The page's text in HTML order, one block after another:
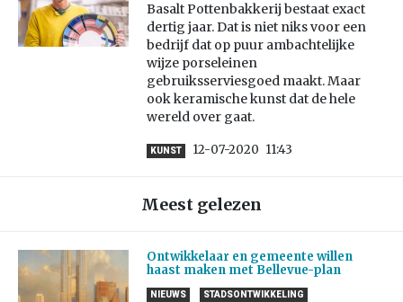
Basalt Pottenbakkerij bestaat exact
dertig jaar. Dat is niet niks voor een
bedrijf dat op puur ambachtelijke
wijze porseleinen
gebruiksserviesgoed maakt. Maar
ook keramische kunst dat de hele
wereld over gaat.
KUNST 12-07-2020 11:43
Meest gelezen
Ontwikkelaar en gemeente willen
haast maken met Bellevue-plan
NIEUWS STADSONTWIKKELING